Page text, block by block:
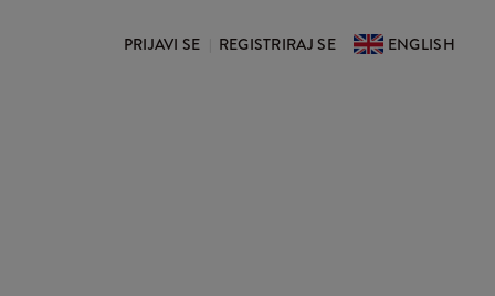
PRIJAVI SE REGISTRIRAJ SE ENGLISH